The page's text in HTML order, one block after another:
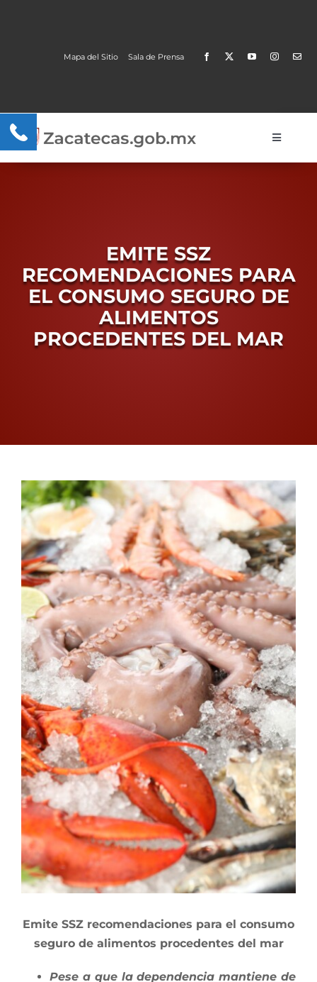
Mapa del Sitio Sala de Prensa
Toggle
MOBI
Conoce Zacatecas
Proceso Electoral Poder Judicial
EMITE SSZ
RECOMENDACIONES PARA
EL CONSUMO SEGURO DE
ALIMENTOS
PROCEDENTES DEL MAR
View
Larger
Image
Emite SSZ recomendaciones para el consumo
seguro de alimentos procedentes del mar
Pese a que la dependencia mantiene de